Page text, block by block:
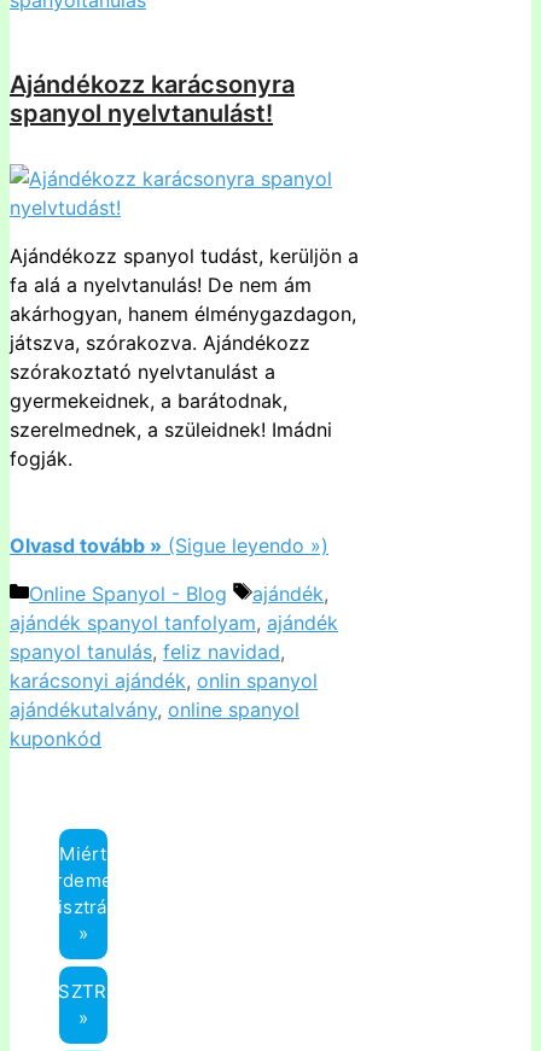
Ajándékozz karácsonyra
spanyol nyelvtanulást!
Ajándékozz spanyol tudást, kerüljön a
fa alá a nyelvtanulás! De nem ám
akárhogyan, hanem élménygazdagon,
játszva, szórakozva. Ajándékozz
szórakoztató nyelvtanulást a
gyermekeidnek, a barátodnak,
szerelmednek, a szüleidnek! Imádni
fogják.
Olvasd tovább » (Sigue leyendo »)
Kategória
Online Spanyol - Blog Címkék
ajándék,
ajándék spanyol tanfolyam, ajándék
spanyol tanulás, feliz navidad,
karácsonyi ajándék, onlin spanyol
ajándékutalvány, online spanyol
kuponkód
Miért
érdemes
regisztrálni?
»
REGISZTRÁCIÓ
»